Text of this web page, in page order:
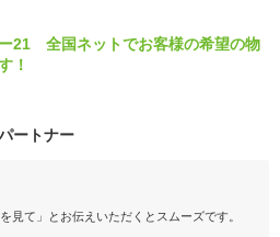
21 全国ネットでお客様の希望の物
！
ートナー
見て」とお伝えいただくとスムーズです。